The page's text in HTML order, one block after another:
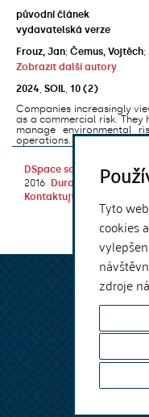
Tyto
cookies
zdroje
původní článek
vydavatelská verze
Frouz, Jan; Čemus, Vojtěch;
Zobrazit další autory
2024 SOIL 10 (2)
Companies increasingly
as a commercial risk.
manage environmental
operations. To examine the ...
DSpace software
2016
DuraSpace
Kontaktujte nás